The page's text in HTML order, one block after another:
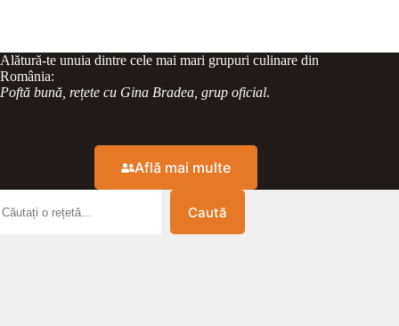
Alătură-te unuia dintre cele mai mari grupuri culinare din
România:
Poftă bună, rețete cu Gina Bradea, grup oficial.
Află mai multe
Caută